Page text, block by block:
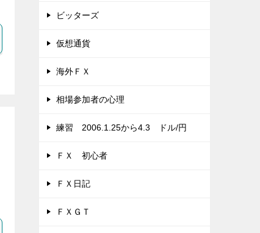
ビッターズ
仮想通貨
海外ＦＸ
相場参加者の心理
練習 2006.1.25から4.3 ドル/円
ＦＸ 初心者
ＦＸ日記
ＦＸＧＴ